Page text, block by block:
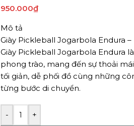
950.000₫
Mô tả
Giày Pickleball Jogarbola Endura –
Giày Pickleball Jogarbola Endura
phong trào, mang đến sự thoải
tối giản, dễ phối đồ cùng những
từng bước di chuyển.
- +